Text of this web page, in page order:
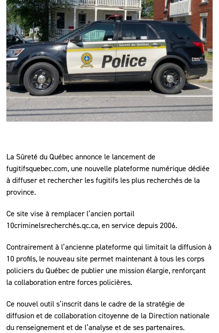
La Sûreté du Québec annonce le lancement de
fugitifsquebec.com, une nouvelle plateforme numérique dédiée
à diffuser et rechercher les fugitifs les plus recherchés de la
province.
Ce site vise à remplacer l’ancien portail
10criminelsrecherchés.qc.ca, en service depuis 2006.
Contrairement à l’ancienne plateforme qui limitait la diffusion à
10 profils, le nouveau site permet maintenant à tous les corps
policiers du Québec de publier une mission élargie, renforçant
la collaboration entre forces policières.
Ce nouvel outil s’inscrit dans le cadre de la stratégie de
diffusion et de collaboration citoyenne de la Direction nationale
du renseignement et de l’analyse et de ses partenaires.